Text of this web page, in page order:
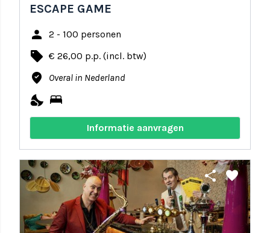
ESCAPE GAME
person 2 - 100 personen
local_offer € 26,00 p.p. (incl. btw)
where_to_vote Overal in Nederland
nights_stay bed
Informatie aanvragen
share favorite